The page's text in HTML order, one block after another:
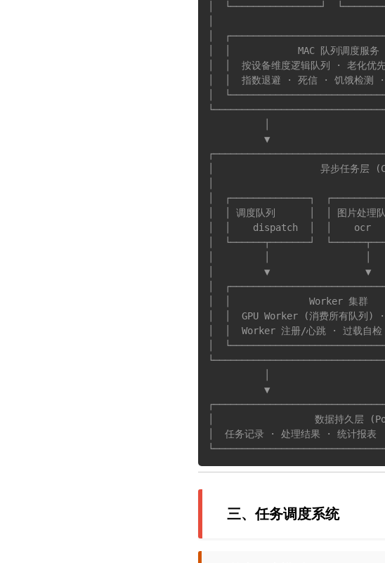
│  └────────────────┘
│
│  │            MAC 队列调
│  │  按设备维度逻辑队列 · 老化
│  │  指数退避 · 死信 · 饥饿检
│
          ▼
│                   异步任务层
│  ┌──────────────┐
│  │ 调度队列      │  │ 图片处理
│  │    dispatch  │  │
│  └──────┬───────┘
│         ▼                 ▼
│
│  │              Worker 集
│  │  GPU Worker (消费所有队列)
│  │  Worker 注册/心跳 · 过载自
│
          ▼
│                  数据持久层
│  任务记录 · 处理结果 · 统
三、任务调度系统